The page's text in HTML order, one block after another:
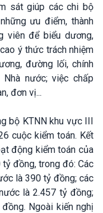
sát giúp các chi bộ
ưu điểm, thành
viên để biểu dương,
ý thức trách nhiệm
đường lối, chính
nước; việc chấp
đơn vị...
bộ KTNN khu vực III
cuộc kiểm toán. Kết
động kiểm toán của
đồng, trong đó: Các
là 390 tỷ đồng; các
là 2.457 tỷ đồng;
Ngoài kiến nghị